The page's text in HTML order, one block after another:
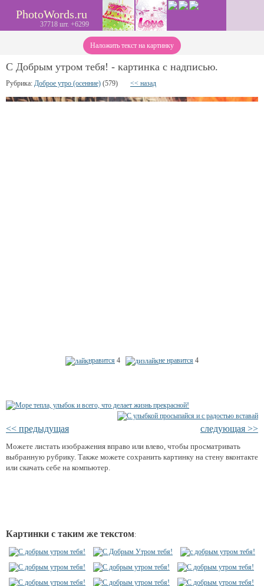
PhotoWords.ru
37718 шт. +6299
Наложить текст на картинку
С Добрым утром тебя! - картинка с надписью.
Рубрика: Доброе утро (осенние) (579) << назад
нравится 4 не нравится 4
<< предыдущая следующая >>
Можете листать изображения вправо или влево, чтобы просматривать
выбранную рубрику. Также можете сохранить картинку на стену вконтакте
или скачать себе на компьютер.
Картинки с таким же текстом: